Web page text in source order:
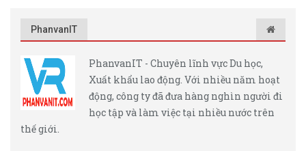
PhanvanIT
PhanvanIT - Chuyên lĩnh vực Du học,
Xuất khẩu lao động. Với nhiều năm hoạt
động, công ty đã đưa hàng nghìn người đi
học tập và làm việc tại nhiều nước trên
thế giới.